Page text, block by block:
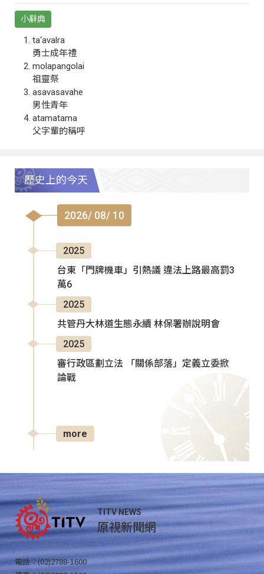
小辭典
ta‘avalra
勇士成年禮
molapangolai
祖靈祭
asavasavahe
男性青年
atamatama
父字輩的稱呼
歷史上的今天
2026/ 08/ 10
2025
台東「門牌機車」引熱議 違法上路最高罰3
萬6
2025
共管丹大林道生態永續 林保署辦說明會
2025
審行政區劃立法 「關係部落」定義立委掀
論戰
more
TITV NEWS
原視新聞網
電話：(02)2788-1600